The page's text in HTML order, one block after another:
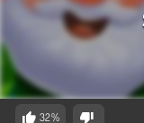
32%